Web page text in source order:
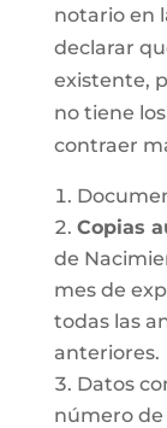
notario en
declarar
existente,
no tiene los
contraer
Copias
de
mes de
todas las
anteriores.
Datos
número